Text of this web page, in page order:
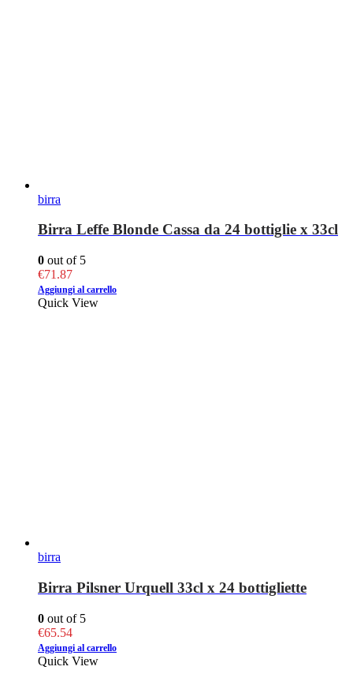
birra
Birra Leffe Blonde Cassa da 24 bottiglie x 33cl
0 out of 5
€71.87
Aggiungi al carrello
Quick View
birra
Birra Pilsner Urquell 33cl x 24 bottigliette
0 out of 5
€65.54
Aggiungi al carrello
Quick View